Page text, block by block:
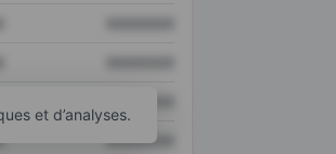
XXXXXXX
et d’analyses.